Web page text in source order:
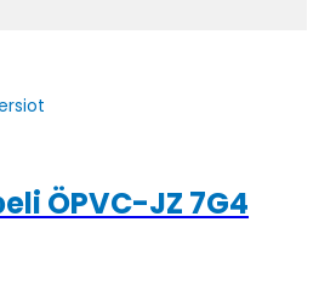
ÖPVC-JZ 7G4